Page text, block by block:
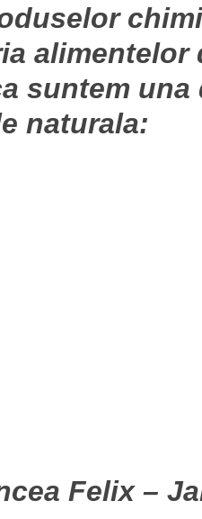
alimentelor
suntem
naturala:
Felix –